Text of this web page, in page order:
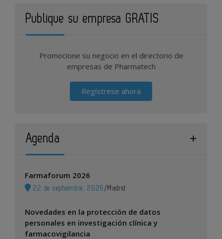
Publique su empresa GRATIS
Promocione su negocio en el directorio de
empresas de Pharmatech
Regístrese ahora
Agenda
Farmaforum 2026
22 de septiembre, 2026 / Madrid
Novedades en la protección de datos
personales en investigación clínica y
farmacovigilancia